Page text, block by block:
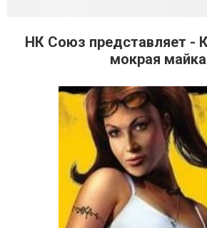
НК Союз представляет -
мокрая